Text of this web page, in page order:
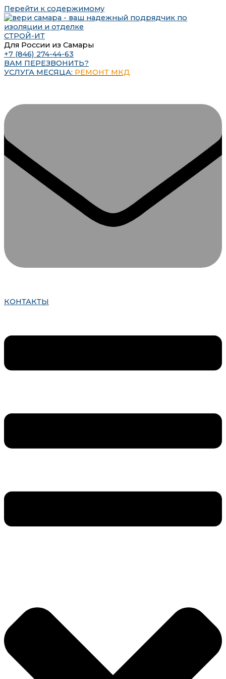
Перейти к содержимому
СТРОЙ-ИТ
Для России из Самары
+7 (846) 274-44-63
ВАМ ПЕРЕЗВОНИТЬ?
УСЛУГА МЕСЯЦА: РЕМОНТ МКД
КОНТАКТЫ